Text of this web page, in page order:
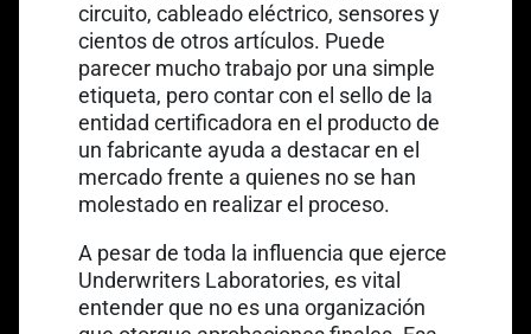
circuito, cableado eléctrico, sensores y
cientos de otros artículos. Puede
parecer mucho trabajo por una simple
etiqueta, pero contar con el sello de la
entidad certificadora en el producto de
un fabricante ayuda a destacar en el
mercado frente a quienes no se han
molestado en realizar el proceso.
A pesar de toda la influencia que ejerce
Underwriters Laboratories, es vital
entender que no es una organización